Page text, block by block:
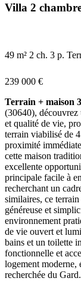
Villa 2
49 m² 2 ch. 3 p.
239 000 €
Terrain + maison
(30640),
et qualité de vie,
terrain viabilisé de
proximité
cette maison
excellente
principale facile à
recherchant un
similaires, ce
généreuse et
environnement
de vie ouvert et
bains et un toilette
fonctionnelle et
logement moderne,
recherchée du Gard.